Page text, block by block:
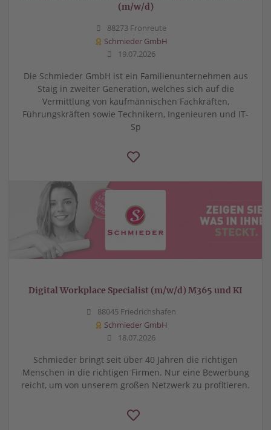
(m/w/d)
88273 Fronreute
Schmieder GmbH
19.07.2026
Die Schmieder GmbH ist ein Familienunternehmen aus
Staig in zweiter Generation, welches sich auf die
Vermittlung von kaufmännischen Fachkräften,
Führungskräften sowie Technikern, Ingenieuren und IT-
Sp
Digital Workplace Specialist (m/w/d) M365 und KI
88045 Friedrichshafen
Schmieder GmbH
18.07.2026
Schmieder bringt seit über 40 Jahren die richtigen
Menschen in die richtigen Firmen. Nur eine Bewerbung
reicht, um von unserem großen Netzwerk zu profitieren.